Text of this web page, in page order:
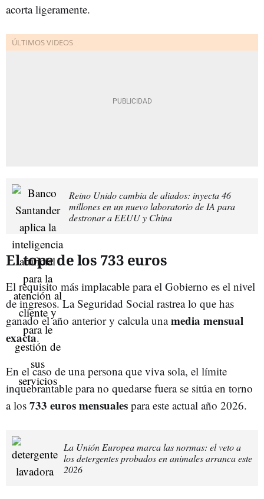
acorta ligeramente.
Reino Unido cambia de aliados: inyecta 46
millones en un nuevo laboratorio de IA para
destronar a EEUU y China
El tope de los 733 euros
El requisito más implacable para el Gobierno es el nivel
de ingresos. La Seguridad Social rastrea lo que has
ganado el año anterior y calcula unamedia mensual
exacta.
En el caso de una persona que viva sola, el límite
inquebrantable para no quedarse fuera se sitúa en torno
a los 733 euros mensuales para este actual año 2026.
La Unión Europea marca las normas: el veto a
los detergentes probados en animales arranca este
2026